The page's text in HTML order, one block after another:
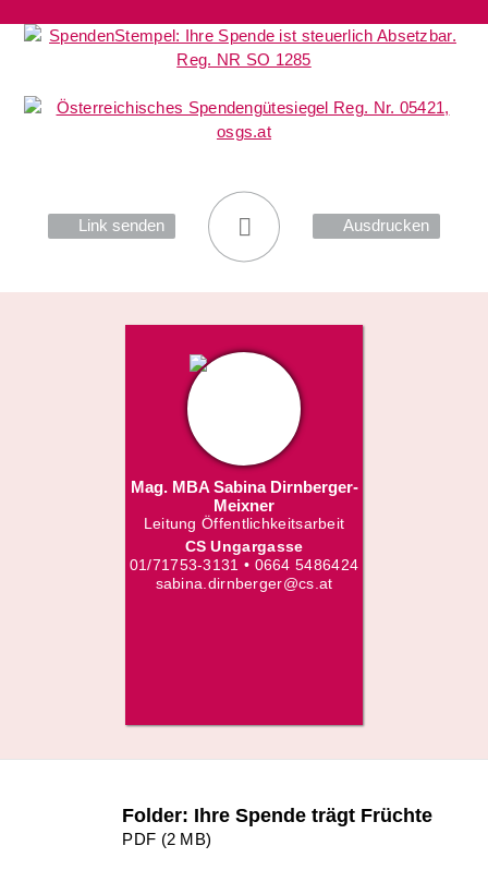
Link senden Ausdrucken
Mag. MBA Sabina Dirnberger-
Meixner
Leitung Öffentlichkeitsarbeit
CS Ungargasse
01/71753-3131 • 0664 5486424
sabina.dirnberger@cs.at
Folder: Ihre Spende trägt Früchte
PDF (2 MB)